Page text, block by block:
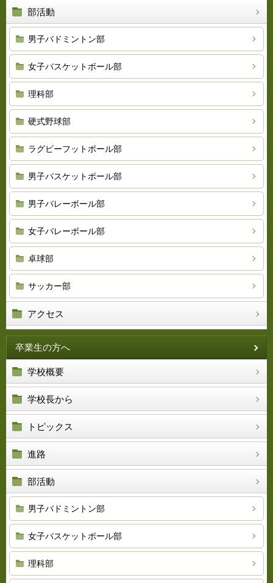
部活動
男子バドミントン部
女子バスケットボール部
理科部
硬式野球部
ラグビーフットボール部
男子バスケットボール部
男子バレーボール部
女子バレーボール部
卓球部
サッカー部
アクセス
卒業生の方へ
学校概要
学校長から
トピックス
進路
部活動
男子バドミントン部
女子バスケットボール部
理科部